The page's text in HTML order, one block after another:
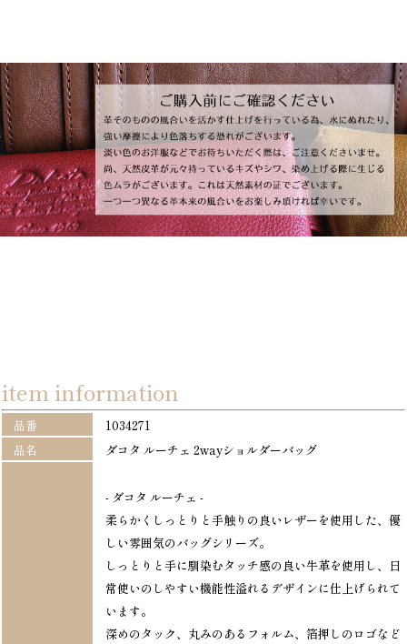
item information
品番
1034271
品名
ダコタ ルーチェ 2wayショルダーバッグ
- ダコタ ルーチェ -
柔らかくしっとりと手触りの良いレザーを使用した、優
しい雰囲気のバッグシリーズ。
しっとりと手に馴染むタッチ感の良い牛革を使用し、日
常使いのしやすい機能性溢れるデザインに仕上げられて
います。
深めのタック、丸みのあるフォルム、箔押しのロゴなど